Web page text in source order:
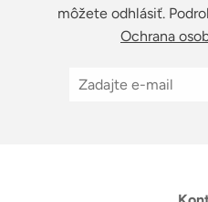
môžete odhlásiť.
Ochrana